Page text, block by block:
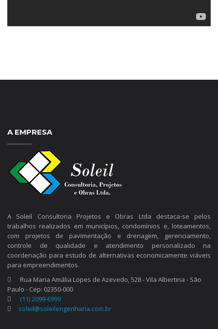
A EMPRESA
A Soleil Consultoria Projetos e Obras Ltda destaca-se pelos
trabalhos realizados em municípios, condomínios e, loteamentos,
com projetos de pavimentação e drenagem, gerenciamento,
controle de qualidade e atendimento personalizado na
coordenação para estudo de alternativas economicamente viáveis
para empreendimentos.
Rua Maria Amália Lopes de Azevedo, 528 - Vila Albertina - São
Paulo - Cep: 02350-000
(11) 2099-6999
soleil@soleilengenharia.com.br